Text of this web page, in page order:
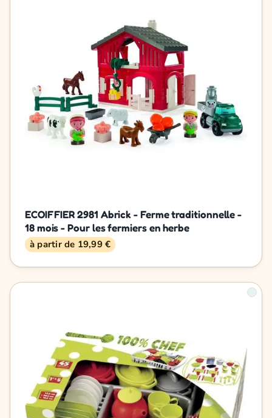
ECOIFFIER 2981 Abrick - Ferme traditionnelle -
18 mois - Pour les fermiers en herbe
à partir de 19,99 €